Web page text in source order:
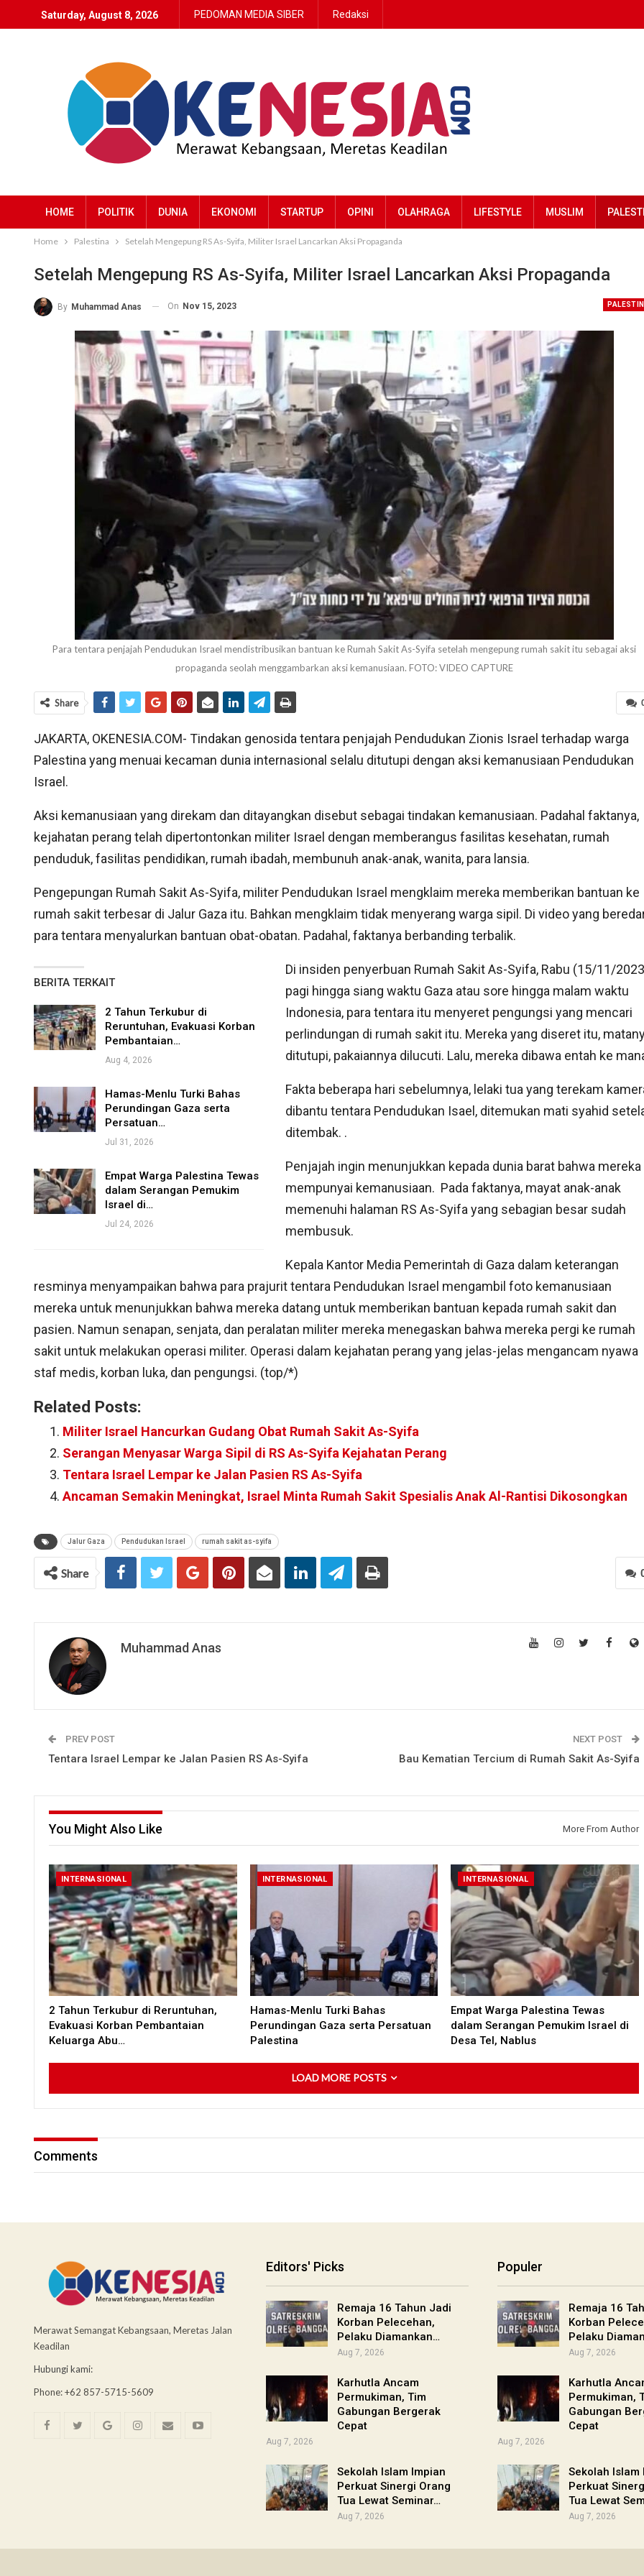
Saturday, August 8, 2026 PEDOMAN MEDIA SIBER Redaksi
HOME POLITIK DUNIA EKONOMI STARTUP OPINI OLAHRAGA LIFESTYLE MUSLIM
Home Palestina Setelah Mengepung RS As-Syifa, Militer Israel Lancarkan Aksi Propaganda
Setelah Mengepung RS As-Syifa, Militer Israel Lancarkan Aksi Propaganda
By Muhammad Anas On Nov 15, 2023
Para tentara penjajah Pendudukan Israel mendistribusikan bantuan ke Rumah Sakit As-Syifa setelah mengepung rumah sakit itu sebagai aksi
propaganda seolah menggambarkan aksi kemanusiaan. FOTO: VIDEO CAPTURE
Share
JAKARTA, OKENESIA.COM- Tindakan genosida tentara penjajah Pendudukan Zionis Israel terhadap warga
Palestina yang menuai kecaman dunia internasional selalu ditutupi dengan aksi kemanusiaan Pendudukan
Israel.
Aksi kemanusiaan yang direkam dan ditayangkan disebut sebagai tindakan kemanusiaan. Padahal faktanya,
kejahatan perang telah dipertontonkan militer Israel dengan memberangus fasilitas kesehatan, rumah
penduduk, fasilitas pendidikan, rumah ibadah, membunuh anak-anak, wanita, para lansia.
Pengepungan Rumah Sakit As-Syifa, militer Pendudukan Israel mengklaim mereka memberikan bantuan ke
rumah sakit terbesar di Jalur Gaza itu. Bahkan mengklaim tidak menyerang warga sipil. Di video yang
para tentara menyalurkan bantuan obat-obatan. Padahal, faktanya berbanding terbalik.
BERITA TERKAIT
2 Tahun Terkubur di
Reruntuhan, Evakuasi Korban
Pembantaian…
Aug 4, 2026
Hamas-Menlu Turki Bahas
Perundingan Gaza serta
Persatuan…
Jul 31, 2026
Empat Warga Palestina Tewas
dalam Serangan Pemukim
Israel di…
Jul 24, 2026
Di insiden penyerbuan Rumah Sakit As-Syifa, Rabu (15/11/
pagi hingga siang waktu Gaza atau sore hingga malam waktu
Indonesia, para tentara itu menyeret pengungsi yang mencari
perlindungan di rumah sakit itu. Mereka yang diseret itu,
ditutupi, pakaiannya dilucuti. Lalu, mereka dibawa entah ke
Fakta beberapa hari sebelumnya, lelaki tua yang terekam
dibantu tentara Pendudukan Isael, ditemukan mati syahid
ditembak. .
Penjajah ingin menunjukkan kepada dunia barat bahwa mereka
mempunyai kemanusiaan. Pada faktanya, mayat anak-anak
memenuhi halaman RS As-Syifa yang sebagian besar sudah
membusuk.
Kepala Kantor Media Pemerintah di Gaza dalam keterangan
resminya menyampaikan bahwa para prajurit tentara Pendudukan Israel mengambil foto kemanusiaan
mereka untuk menunjukkan bahwa mereka datang untuk memberikan bantuan kepada rumah sakit dan
pasien. Namun senapan, senjata, dan peralatan militer mereka menegaskan bahwa mereka pergi ke rumah
sakit untuk melakukan operasi militer. Operasi dalam kejahatan perang yang jelas-jelas mengancam nyawa
staf medis, korban luka, dan pengungsi. (top/*)
Related Posts:
Militer Israel Hancurkan Gudang Obat Rumah Sakit As-Syifa
Serangan Menyasar Warga Sipil di RS As-Syifa Kejahatan Perang
Tentara Israel Lempar ke Jalan Pasien RS As-Syifa
Ancaman Semakin Meningkat, Israel Minta Rumah Sakit Spesialis Anak Al-Rantisi Dikosongkan
Jalur Gaza Pendudukan Israel rumah sakit as-syifa
Share
Muhammad Anas
PREV POST
Tentara Israel Lempar ke Jalan Pasien RS As-Syifa
NEXT POST
Bau Kematian Tercium di Rumah Sakit As-Syifa
You Might Also Like More From Author
INTERNASIONAL
2 Tahun Terkubur di Reruntuhan,
Evakuasi Korban Pembantaian
Keluarga Abu…
INTERNASIONAL
Hamas-Menlu Turki Bahas
Perundingan Gaza serta Persatuan
Palestina
INTERNASIONAL
Empat Warga Palestina Tewas
dalam Serangan Pemukim Israel di
Desa Tel, Nablus
LOAD MORE POSTS
Comments
Merawat Semangat Kebangsaan, Meretas Jalan
Keadilan
Hubungi kami:
Phone: +62 857-5715-5609
Editors' Picks
Remaja 16 Tahun Jadi
Korban Pelecehan,
Pelaku Diamankan…
Aug 7, 2026
Karhutla Ancam
Permukiman, Tim
Gabungan Bergerak
Cepat
Aug 7, 2026
Sekolah Islam Impian
Perkuat Sinergi Orang
Tua Lewat Seminar…
Aug 7, 2026
Populer
Remaja 16
Korban
Pelaku
Aug 7, 2026
Karhutla
Permukiman,
Gabungan
Cepat
Aug 7, 2026
Sekolah Islam
Perkuat
Tua Lewat
Aug 7, 2026